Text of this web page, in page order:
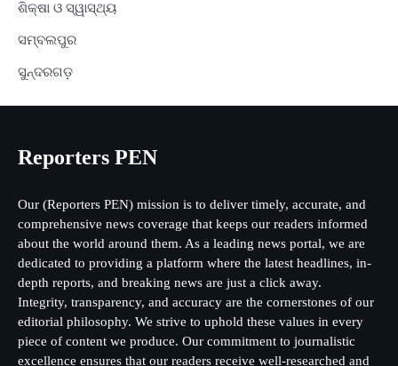
ଶିକ୍ଷା ଓ ସ୍ୱାସ୍ଥ୍ୟ
ସମ୍ବଲପୁର
ସୁନ୍ଦରଗଡ଼
Reporters PEN
Our (Reporters PEN) mission is to deliver timely, accurate, and
comprehensive news coverage that keeps our readers informed
about the world around them. As a leading news portal, we are
dedicated to providing a platform where the latest headlines, in-
depth reports, and breaking news are just a click away.
Integrity, transparency, and accuracy are the cornerstones of our
editorial philosophy. We strive to uphold these values in every
piece of content we produce. Our commitment to journalistic
excellence ensures that our readers receive well-researched and